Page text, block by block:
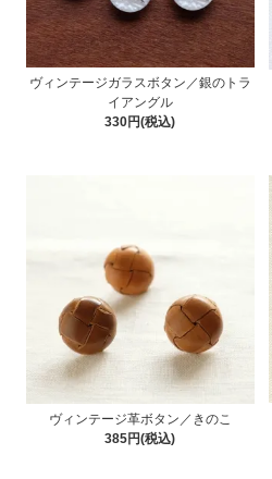
ヴィンテージガラスボタン／銀のトラ
イアングル
330円(税込)
ヴィンテージ革ボタン／きのこ
385円(税込)